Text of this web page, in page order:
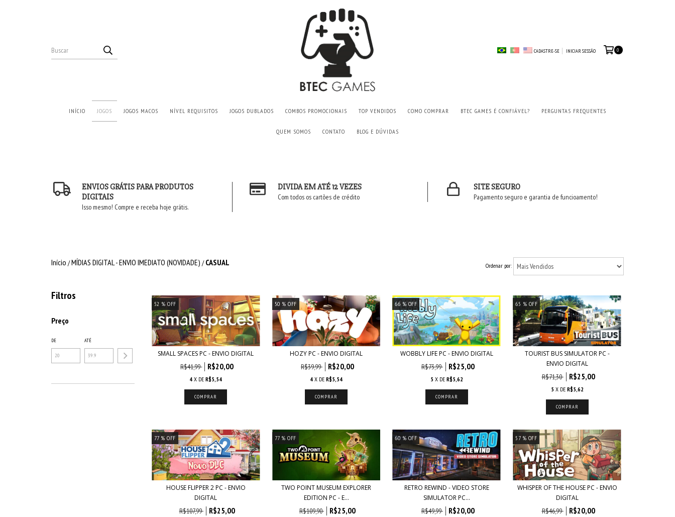
CADASTRE-SE INICIAR SESSÃO 0
INÍCIO JOGOS JOGOS MACOS NÍVEL REQUISITOS JOGOS DUBLADOS COMBOS PROMOCIONAIS TOP VENDIDOS COMO COMPRAR BTEC GAMES É CONFIÁVEL? PERGUNTAS FREQUENTES
QUEM SOMOS CONTATO BLOG E DÚVIDAS
ENVIOS GRÁTIS PARA PRODUTOS
DIGITAIS
Isso mesmo! Compre e receba hoje grátis.
DIVIDA EM ATÉ 12 VEZES
Com todos os cartões de crédito
SITE SEGURO
Pagamento seguro e garantia de funcioamento!
Início /MÍDIAS DIGITAL - ENVIO IMEDIATO (NOVIDADE) / CASUAL Ordenar por:
Filtros
Preço
DE ATÉ
52 % OFF
SMALL SPACES PC - ENVIO DIGITAL
R$41,99 R$20,00
4 X DER$5,54
50 % OFF
HOZY PC - ENVIO DIGITAL
R$39,99 R$20,00
4 X DER$5,54
66 % OFF
WOBBLY LIFE PC - ENVIO DIGITAL
R$73,99 R$25,00
5 X DE R$5,62
65 % OFF
TOURIST BUS SIMULATOR PC -
ENVIO DIGITAL
R$71,30 R$25,00
5 X DE R$5,62
77% OFF
HOUSE FLIPPER 2 PC - ENVIO
DIGITAL
R$107,99 R$25,00
77% OFF
TWO POINT MUSEUM EXPLORER
EDITION PC - E...
R$109,90 R$25,00
60% OFF
RETRO REWIND - VIDEO STORE
SIMULATOR PC...
R$49,99 R$20,00
57% OFF
WHISPER OF THE HOUSE PC - ENVIO
DIGITAL
R$46,99 R$20,00